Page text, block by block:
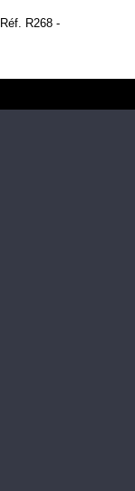
Réf. R268 -